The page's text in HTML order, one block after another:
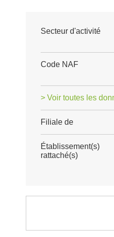
Secteur d'activité
Code NAF
> Voir toutes les
Filiale de
Établissement(s)
rattaché(s)